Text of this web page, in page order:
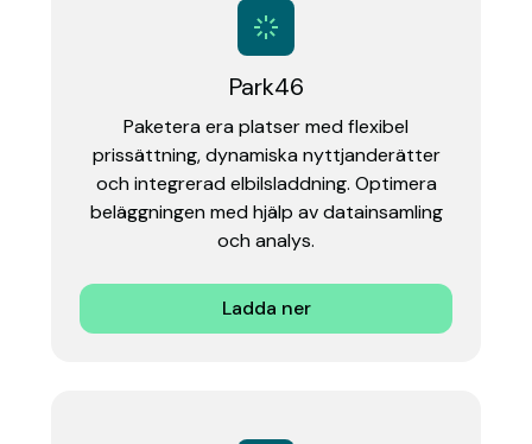
Park46
Paketera era platser med flexibel
prissättning, dynamiska nyttjanderätter
och integrerad elbilsladdning. Optimera
beläggningen med hjälp av datainsamling
och analys.
Ladda ner